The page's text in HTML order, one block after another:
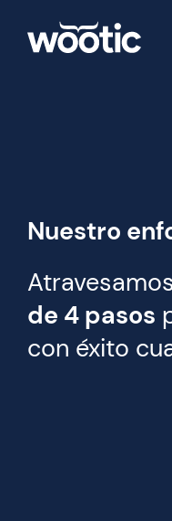
Nuestro
de 4 pasos
con éxito